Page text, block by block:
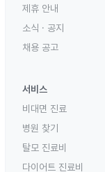
제휴 안내
소식 · 공지
채용 공고
서비스
비대면 진료
병원 찾기
탈모 진료비
다이어트 진료비